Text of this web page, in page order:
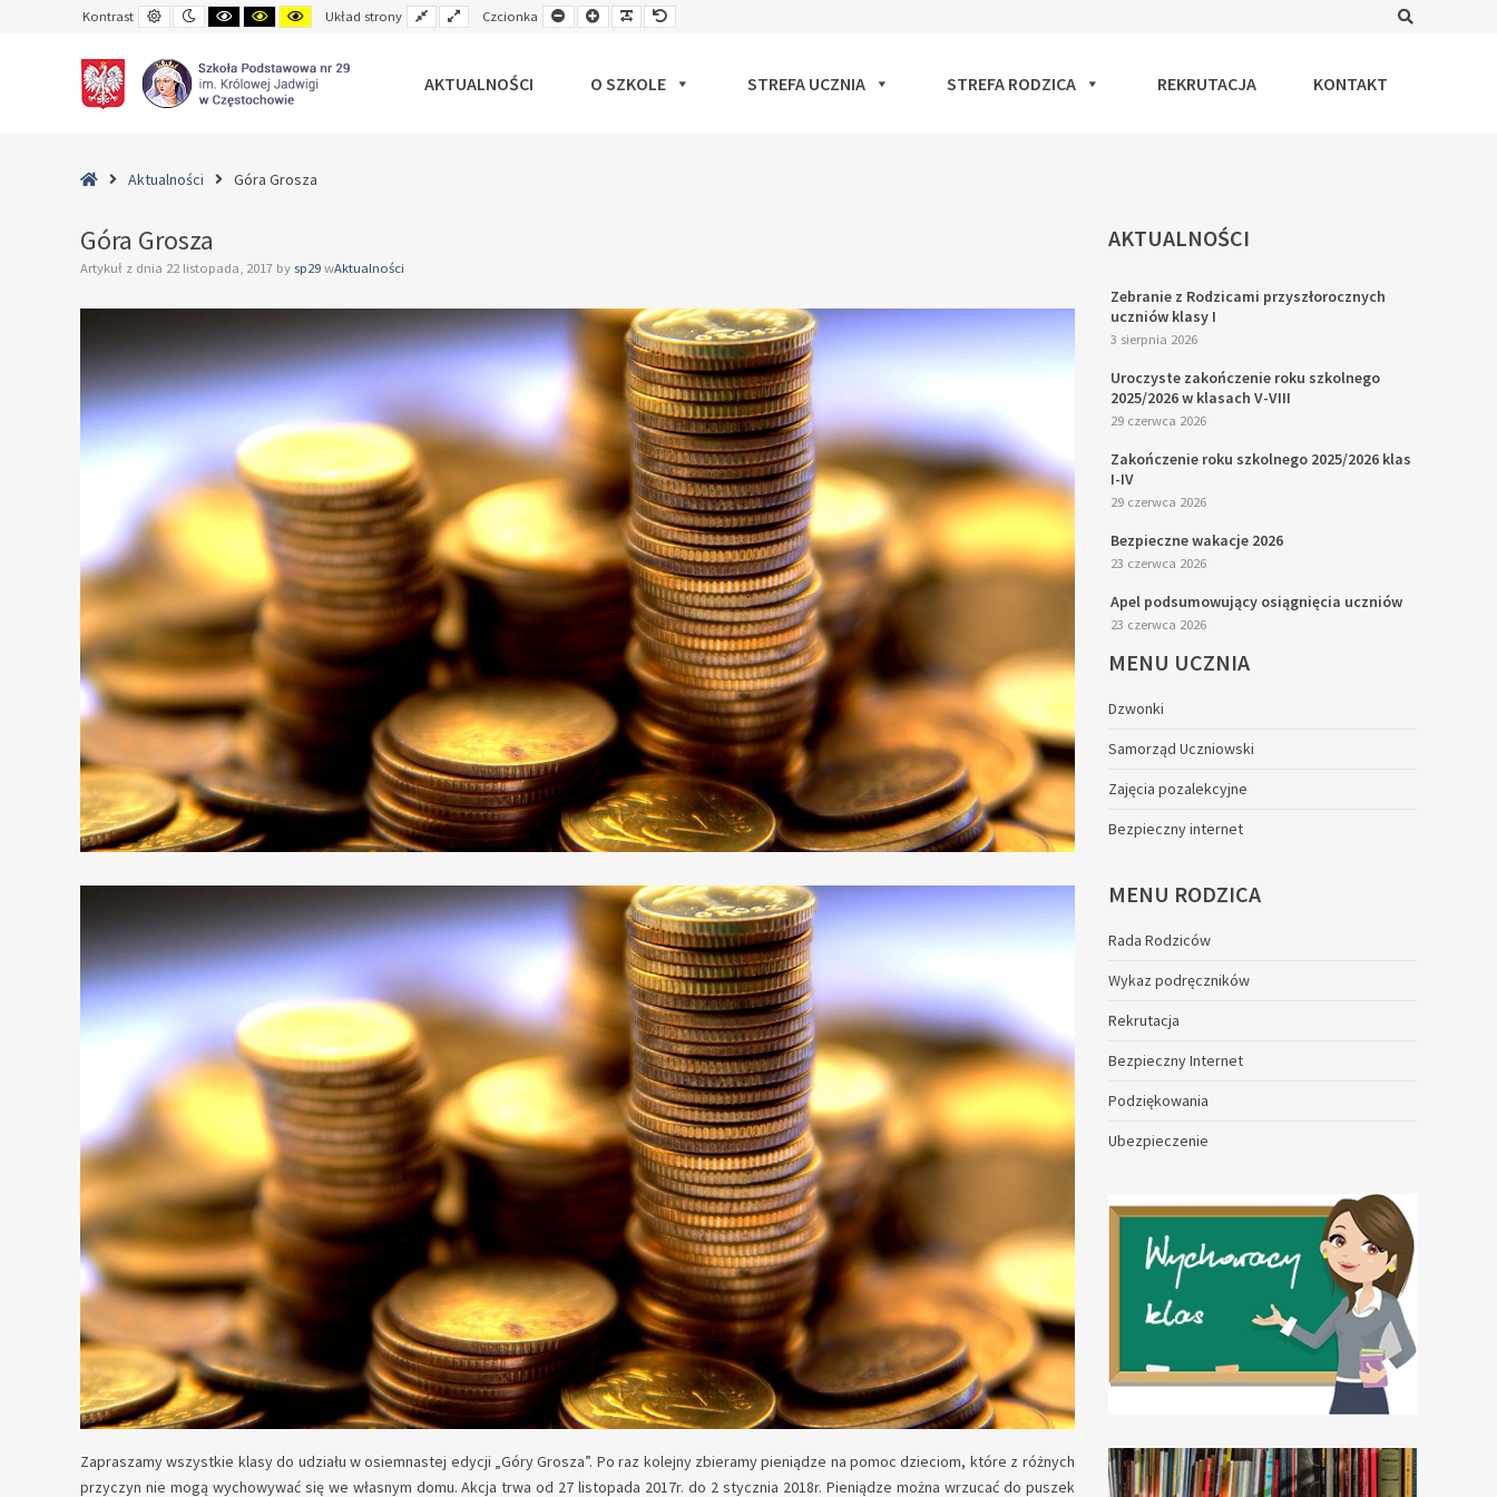
Kontrast
Default
contrast
Night
contrast
Black
and
Black
and
Yellow
and
Układ strony
Fixed
layout
Wide
layout
Czcionka
Smaller
Font
Larger
Font
Readable
Font
Default
Font
AKTUALNOŚCI O SZKOLE STREFA UCZNIA STREFA RODZICA REKRUTACJA KONTAKT
HomeAktualności Góra Grosza
Góra Grosza
Artykuł z dnia 22 listopada, 2017 by sp29 wAktualności
Zapraszamy wszystkie klasy do udziału w osiemnastej edycji „Góry Grosza”. Po raz kolejny zbieramy pieniądze na pomoc dzieciom, które z różnych
przyczyn nie mogą wychowywać się we własnym domu. Akcja trwa od 27 listopada 2017r. do 2 stycznia 2018r. Pieniądze można wrzucać do puszek
AKTUALNOŚCI
Zebranie z Rodzicami przyszłorocznych
uczniów klasy I
3 sierpnia 2026
Uroczyste zakończenie roku szkolnego
2025/2026 w klasach V-VIII
29 czerwca 2026
Zakończenie roku szkolnego 2025/2026 klas
I-IV
29 czerwca 2026
Bezpieczne wakacje 2026
23 czerwca 2026
Apel podsumowujący osiągnięcia uczniów
23 czerwca 2026
MENU UCZNIA
Dzwonki
Samorząd Uczniowski
Zajęcia pozalekcyjne
Bezpieczny internet
MENU RODZICA
Rada Rodziców
Wykaz podręczników
Rekrutacja
Bezpieczny Internet
Podziękowania
Ubezpieczenie